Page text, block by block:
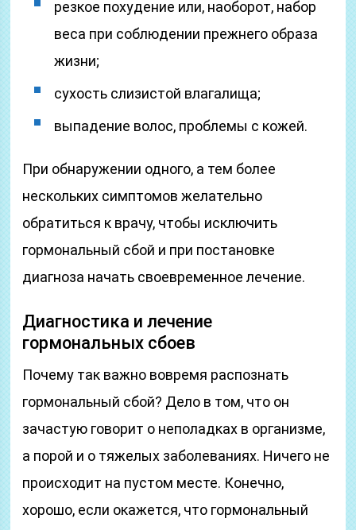
резкое похудение или, наоборот, набор
веса при соблюдении прежнего образа
жизни;
сухость слизистой влагалища;
выпадение волос, проблемы с кожей.
При обнаружении одного, а тем более
нескольких симптомов желательно
обратиться к врачу, чтобы исключить
гормональный сбой и при постановке
диагноза начать своевременное лечение.
Диагностика и лечение
гормональных сбоев
Почему так важно вовремя распознать
гормональный сбой? Дело в том, что он
зачастую говорит о неполадках в организме,
а порой и о тяжелых заболеваниях. Ничего не
происходит на пустом месте. Конечно,
хорошо, если окажется, что гормональный